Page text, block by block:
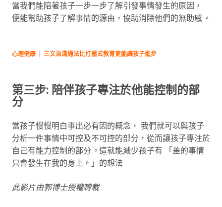
當我們能陪著孩子一步一步了解引發事情發生的原因，
便能幫助孩子了解事情的源由，協助消除他們的無助感 。
心理健康 ｜ 三文治溝通法比打壓式教育更能讓孩子進步
第三步: 陪伴孩子專注於他能控制的部
分
當孩子慢慢明白事出必有因的概念， 我們就可以與孩子
分析一件事情中可控及不可控的部分，從而讓孩子專注於
自己有能力控制的部分 。 這就能減少孩子有 「差的事情
只會發生在我的身上。」的想法
此影片由郭博士授權轉載